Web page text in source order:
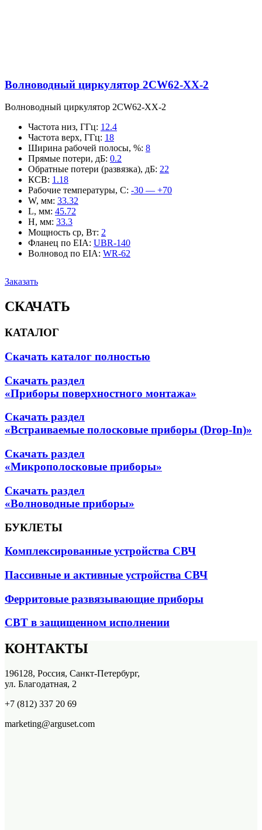
Волноводный циркулятор 2CW62-XX-2
Волноводный циркулятор 2CW62-XX-2
Частота низ, ГГц: 12.4
Частота верх, ГГц: 18
Ширина рабочей полосы, %: 8
Прямые потери, дБ: 0.2
Обратные потери (развязка), дБ: 22
КСВ: 1.18
Рабочие температуры, С: -30 — +70
W, мм: 33.32
L, мм: 45.72
H, мм: 33.3
Мощность ср, Вт: 2
Фланец по EIA: UBR-140
Волновод по EIA: WR-62
Заказать
СКАЧАТЬ
КАТАЛОГ
Скачать каталог полностью
Скачать раздел
«Приборы поверхностного монтажа»
Скачать раздел
«Встраиваемые полосковые приборы (Drop-In)»
Скачать раздел
«Микрополосковые приборы»
Скачать раздел
«Волноводные приборы»
БУКЛЕТЫ
Комплексированные устройства СВЧ
Пассивные и активные устройства СВЧ
Ферритовые развязывающие приборы
СВТ в защищенном исполнении
КОНТАКТЫ
196128, Россия, Санкт-Петербург,
ул. Благодатная, 2
+7 (812) 337 20 69
marketing@arguset.com